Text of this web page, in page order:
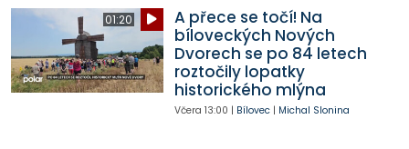
01:20
A přece se točí! Na
bíloveckých Nových
Dvorech se po 84 letech
roztočily lopatky
historického mlýna
Včera 13:00 | Bílovec| Michal Slonina